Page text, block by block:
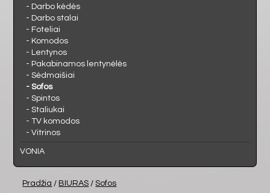
BIURAS
VONIA
- Darbo kėdės
- Darbo stalai
- Foteliai
- Komodos
- Lentynos
- Pakabinamos lentynėlės
- Sėdmaišiai
- Sofos
- Spintos
- Staliukai
- TV komodos
- Vitrinos
VONIA
Pradžia / BIURAS /Sofos